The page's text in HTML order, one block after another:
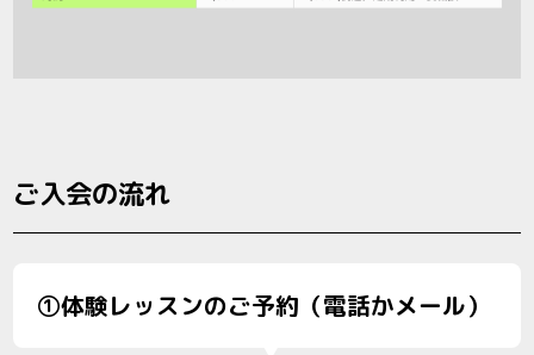
ご入会の流れ
①体験レッスンのご予約（電話かメール）